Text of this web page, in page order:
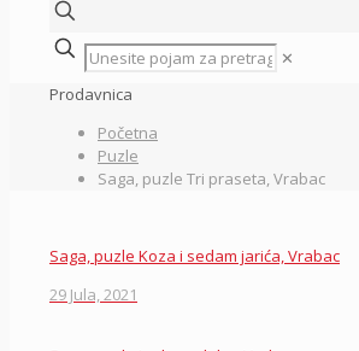
✕
Prodavnica
Početna
Puzle
Saga, puzle Tri praseta, Vrabac
Saga, puzle Koza i sedam jarića, Vrabac
29 Jula, 2021